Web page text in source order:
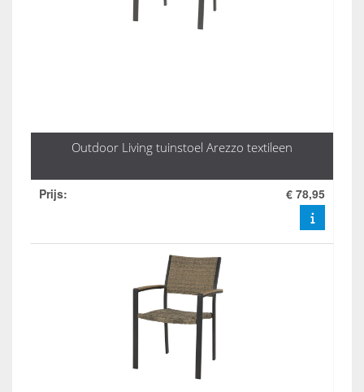
Outdoor Living tuinstoel Arezzo textileen
Prijs: € 78,95